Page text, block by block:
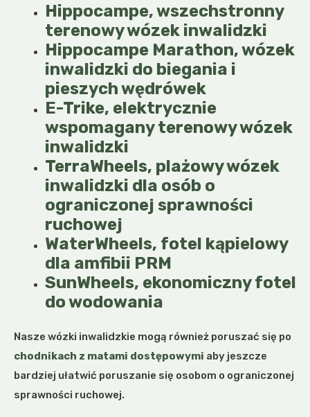
Hippocampe, wszechstronny
terenowy wózek inwalidzki
Hippocampe Marathon, wózek
inwalidzki do biegania i
pieszych wędrówek
E-Trike, elektrycznie
wspomagany terenowy wózek
inwalidzki
TerraWheels, plażowy wózek
inwalidzki dla osób o
ograniczonej sprawności
ruchowej
WaterWheels, fotel kąpielowy
dla amfibii PRM
SunWheels, ekonomiczny fotel
do wodowania
Nasze wózki inwalidzkie mogą również poruszać się po
chodnikach z matami dostępowymi aby jeszcze
bardziej ułatwić poruszanie się osobom o ograniczonej
sprawności ruchowej.